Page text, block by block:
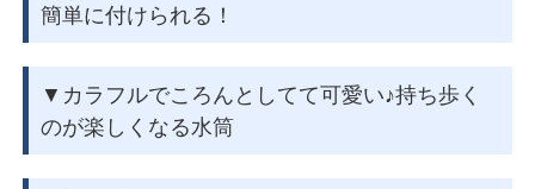
簡単に付けられる！
▼カラフルでころんとしてて可愛い♪持ち歩く
のが楽しくなる水筒